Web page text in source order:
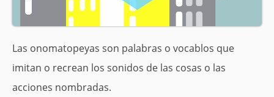
Las onomatopeyas son palabras o vocablos que
imitan o recrean los sonidos de las cosas o las
acciones nombradas.